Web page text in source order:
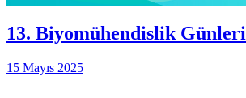
13. Biyomühendislik Günleri
15 Mayıs 2025